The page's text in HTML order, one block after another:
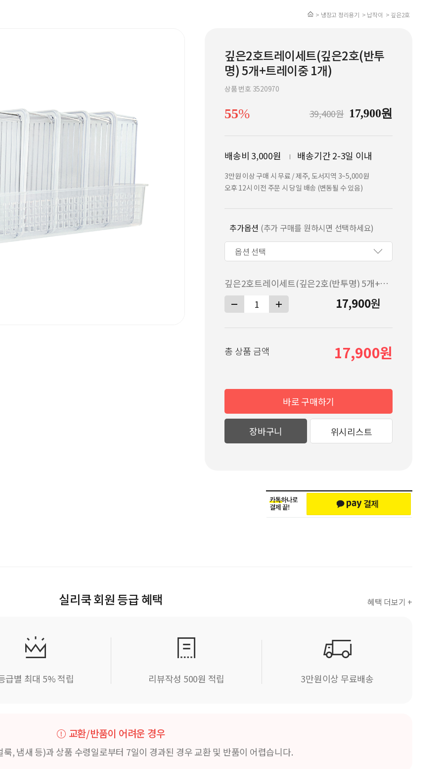
> 냉장고 정리용기 > 납작이 > 깊은2호
깊은2호트레이세트(깊은2호(반투
명) 5개+트레이중 1개)
상품 번호 3520970
55% 39,400원 17,900원
배송비 3,000원 배송기간 2-3일 이내
3만원 이상 구매 시 무료 / 제주, 도서지역 3~5,000원
오후 12시 이전 주문 시 당일 배송 (변동될 수 있음)
추가옵션 (추가 구매를 원하시면 선택하세요)
깊은2호트레이세트(깊은2호(반투명) 5개+트레이중 1개)
17,900원
총 상품 금액 17,900
바로 구매하기
장바구니 위시리스트
실리쿡 회원 등급 혜택 혜택 더보기 +
급별 최대 5% 적립 리뷰작성 500원 적립 3만원이상 무료배송
교환/반품이 어려운 경우
, 냄새 등)과 상품 수령일로부터 7일이 경과된 경우 교환 및 반품이 어렵습니다.